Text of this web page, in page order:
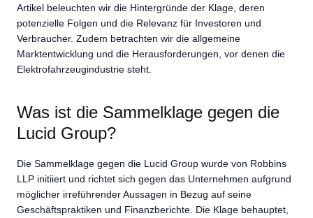
Artikel beleuchten wir die Hintergründe der Klage, deren
potenzielle Folgen und die Relevanz für Investoren und
Verbraucher. Zudem betrachten wir die allgemeine
Marktentwicklung und die Herausforderungen, vor denen die
Elektrofahrzeugindustrie steht.
Was ist die Sammelklage gegen die
Lucid Group?
Die Sammelklage gegen die Lucid Group wurde von Robbins
LLP initiiert und richtet sich gegen das Unternehmen aufgrund
möglicher irreführender Aussagen in Bezug auf seine
Geschäftspraktiken und Finanzberichte. Die Klage behauptet,